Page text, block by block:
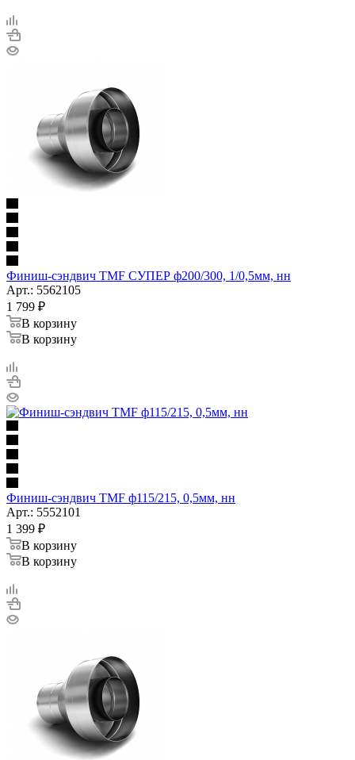
Финиш-сэндвич TMF СУПЕР ф200/300, 1/0,5мм, нн
Арт.: 5562105
1 799 ₽
В корзину
В корзину
Финиш-сэндвич TMF ф115/215, 0,5мм, нн
Арт.: 5552101
1 399 ₽
В корзину
В корзину